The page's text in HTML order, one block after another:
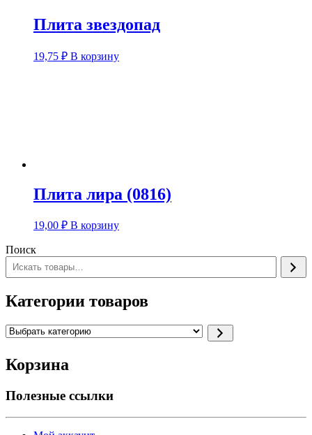
Плита звездопад
19,75 ₽ В корзину
Плита лира (0816)
19,00 ₽ В корзину
Поиск
Категории товаров
Выбрать
Корзина
Полезные ссылки